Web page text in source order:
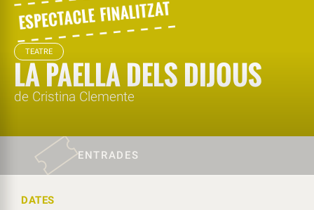
TEATRE
LA PAELLA DELS DIJOUS
de Cristina Clemente
ENTRADES
DATES